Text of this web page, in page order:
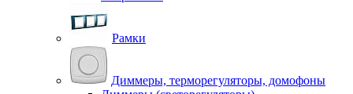
Рамки
Диммеры, терморегуляторы, домофоны